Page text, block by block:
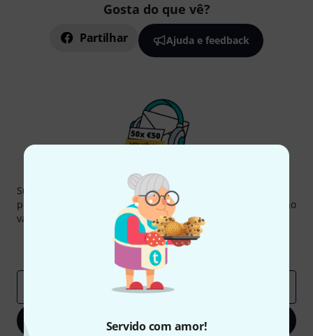
Servido com amor!
Gosta do que vê?
Partilhar Ajuda e feedback
Newsletter Thomann
Subscreva a Newsletter da Thomann em inglês e com um
pouco de sorte você poderá ganhar um dos
no
valor de
Contribuições inspiradoras
Insights da Thomann
Endereço de e-mail*
Inscreva-se agora